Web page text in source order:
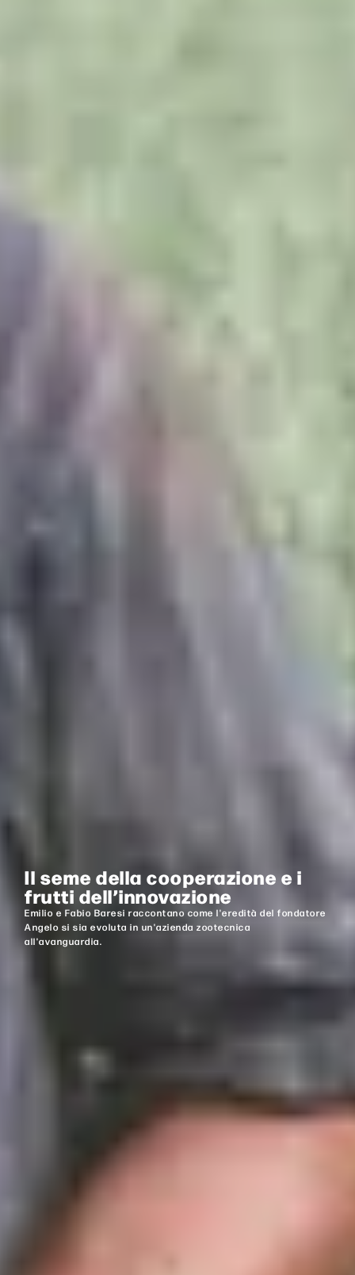
Il seme della cooperazione e i
frutti dell’innovazione
Emilio e Fabio Baresi raccontano come l'eredità del fondatore
Angelo si sia evoluta in un'azienda zootecnica
all'avanguardia.